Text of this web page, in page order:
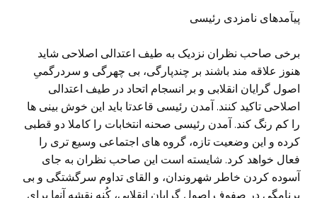
پیآمدهای نامزدی رئیسی
برخی صاحب نظران نزدیک به طیف اعتدالی اصلاحی شاید
هنوز علاقه مند باشند بر چندپارگی، بی چهرگی و سردرگمیِ
اصول گرایان انقلابی و بر انسجام اتحاد در طیف اعتدالی
اصلاحی تاکید کنند. آمدن رئیسی قاعدتا باید این خوش بینی ها
را کم رنگ کند. آمدن رئیسی صحنه انتخابات را کاملا دو قطبی
کرده و این وضعیت تازه، گروه های اجتماعی وسیع تری را
فعال خواهد کرد. شایسته است این صاحب نظران به جای
آسوده کردن خاطر شهروندان، و القای تداوم سرگشتگی و بی
برنامگی در صفوف اصول گرایان انقلابی، کُنه نقشه آنها برای